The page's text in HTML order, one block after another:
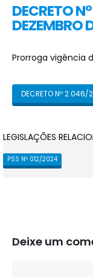
DECRETO
DEZEMBRO
Prorroga vigência
DECRETO Nº 2.046/
LEGISLAÇÕES
PSS Nº 012/2024
Deixe um